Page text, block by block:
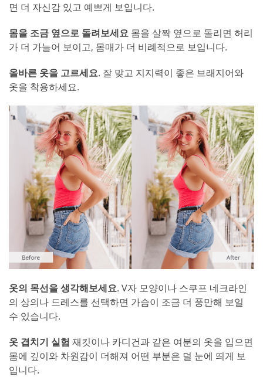
면 더 자신감 있고 예쁘게 보입니다.
몸을 조금 옆으로 돌려보세요 몸을 살짝 옆으로 돌리면 허리
가 더 가늘어 보이고, 몸매가 더 비례적으로 보입니다.
올바른 옷을 고르세요. 잘 맞고 지지력이 좋은 브래지어와
옷을 착용하세요.
옷의 목선을 생각해보세요. V자 모양이나 스쿠프 네크라인
의 상의나 드레스를 선택하면 가슴이 조금 더 풍만해 보일
수 있습니다.
옷 겹치기 실험 재킷이나 카디건과 같은 여분의 옷을 입으면
몸에 깊이와 차원감이 더해져 어떤 부분은 덜 눈에 띄게 보
입니다.